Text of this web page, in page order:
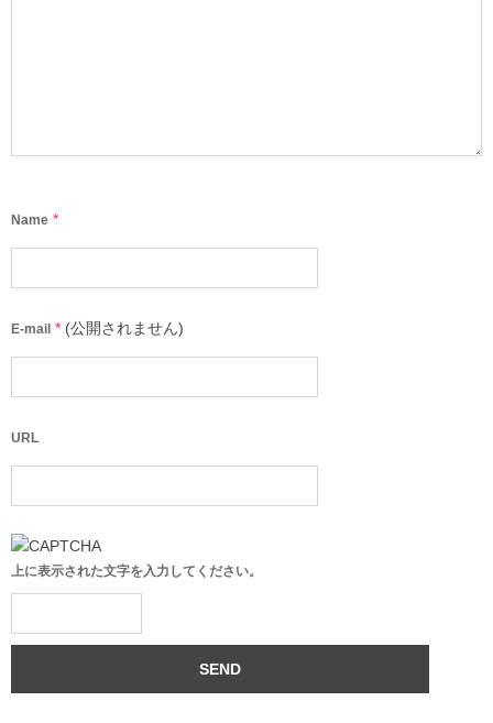
Name *
E-mail * (公開されません)
URL
上に表示された文字を入力してください。